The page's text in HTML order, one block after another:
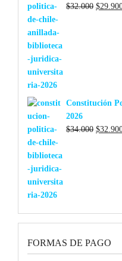
$32.000 El
$
Constitución
2026
$34.000 El
$
FORMAS DE PAGO